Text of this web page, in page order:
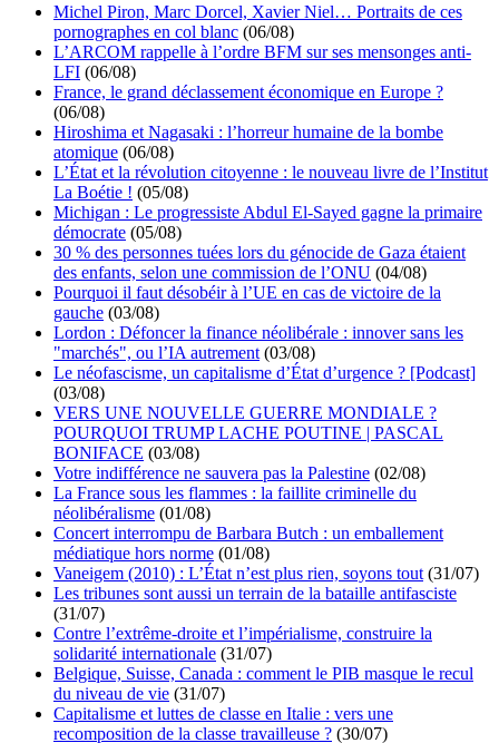
Michel Piron, Marc Dorcel, Xavier Niel… Portraits de ces
pornographes en col blanc (06/08)
L’ARCOM rappelle à l’ordre BFM sur ses mensonges anti-
LFI (06/08)
France, le grand déclassement économique en Europe ?
(06/08)
Hiroshima et Nagasaki : l’horreur humaine de la bombe
atomique (06/08)
L’État et la révolution citoyenne : le nouveau livre de l’Institut
La Boétie ! (05/08)
Michigan : Le progressiste Abdul El-Sayed gagne la primaire
démocrate (05/08)
30 % des personnes tuées lors du génocide de Gaza étaient
des enfants, selon une commission de l’ONU (04/08)
Pourquoi il faut désobéir à l’UE en cas de victoire de la
gauche (03/08)
Lordon : Défoncer la finance néolibérale : innover sans les
"marchés", ou l’IA autrement (03/08)
Le néofascisme, un capitalisme d’État d’urgence ? [Podcast]
(03/08)
VERS UNE NOUVELLE GUERRE MONDIALE ?
POURQUOI TRUMP LACHE POUTINE | PASCAL
BONIFACE (03/08)
Votre indifférence ne sauvera pas la Palestine (02/08)
La France sous les flammes : la faillite criminelle du
néolibéralisme (01/08)
Concert interrompu de Barbara Butch : un emballement
médiatique hors norme (01/08)
Vaneigem (2010) : L’État n’est plus rien, soyons tout (31/07)
Les tribunes sont aussi un terrain de la bataille antifasciste
(31/07)
Contre l’extrême-droite et l’impérialisme, construire la
solidarité internationale (31/07)
Belgique, Suisse, Canada : comment le PIB masque le recul
du niveau de vie (31/07)
Capitalisme et luttes de classe en Italie : vers une
recomposition de la classe travailleuse ? (30/07)